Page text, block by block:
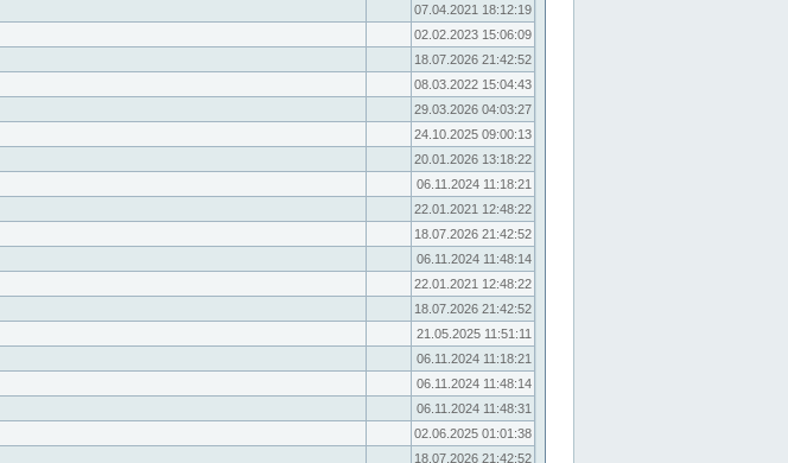
07.04.2021 18:12:19
02.02.2023 15:06:09
18.07.2026 21:42:52
08.03.2022 15:04:43
29.03.2026 04:03:27
24.10.2025 09:00:13
20.01.2026 13:18:22
06.11.2024 11:18:21
22.01.2021 12:48:22
18.07.2026 21:42:52
06.11.2024 11:48:14
22.01.2021 12:48:22
18.07.2026 21:42:52
21.05.2025 11:51:11
06.11.2024 11:18:21
06.11.2024 11:48:14
06.11.2024 11:48:31
02.06.2025 01:01:38
18.07.2026 21:42:52